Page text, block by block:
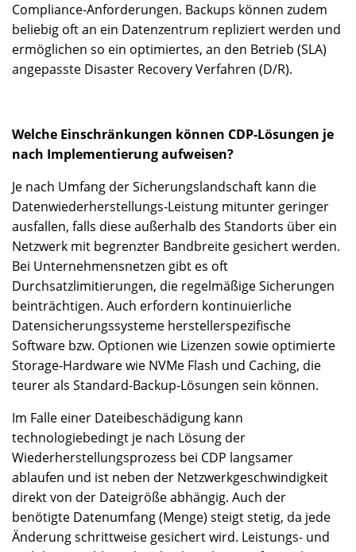
Compliance-Anforderungen. Backups können zudem
beliebig oft an ein Datenzentrum repliziert werden und
ermöglichen so ein optimiertes, an den Betrieb (SLA)
angepasste Disaster Recovery Verfahren (D/R).
Welche Einschränkungen können CDP-Lösungen je
nach Implementierung aufweisen?
Je nach Umfang der Sicherungslandschaft kann die
Datenwiederherstellungs-Leistung mitunter geringer
ausfallen, falls diese außerhalb des Standorts über ein
Netzwerk mit begrenzter Bandbreite gesichert werden.
Bei Unternehmensnetzen gibt es oft
Durchsatzlimitierungen, die regelmäßige Sicherungen
beinträchtigen. Auch erfordern kontinuierliche
Datensicherungssysteme herstellerspezifische
Software bzw. Optionen wie Lizenzen sowie optimierte
Storage-Hardware wie NVMe Flash und Caching, die
teurer als Standard-Backup-Lösungen sein können.
Im Falle einer Dateibeschädigung kann
technologiebedingt je nach Lösung der
Wiederherstellungsprozess bei CDP langsamer
ablaufen und ist neben der Netzwerkgeschwindigkeit
direkt von der Dateigröße abhängig. Auch der
benötigte Datenumfang (Menge) steigt stetig, da jede
Änderung schrittweise gesichert wird. Leistungs- und